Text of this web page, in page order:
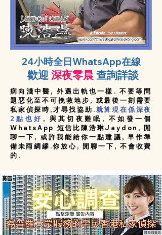
# Private Investigator
24小時全日WhatsApp在線
歡迎 深夜零晨 查詢詳談
病向淺中醫, 外遇出軌也一樣. 不要等問
題惡化至不可挽救地步, 或最後一刻需要
私家偵探時,才尋找協助.就算現在係深夜
2點也好 , 與其切夜難眠, 不如發一個
WhatsApp 短信比陳浩琳Jaydon, 閒
聊一下, 或許我能給你一點建議, 早作準
備未雨綢繆.你放心, 閒聊一下, 不會收費
的.